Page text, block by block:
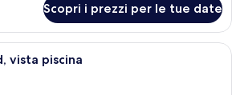
Scopri i prezzi per le tue date
Una camera d'albergo con due letti,
vista piscina